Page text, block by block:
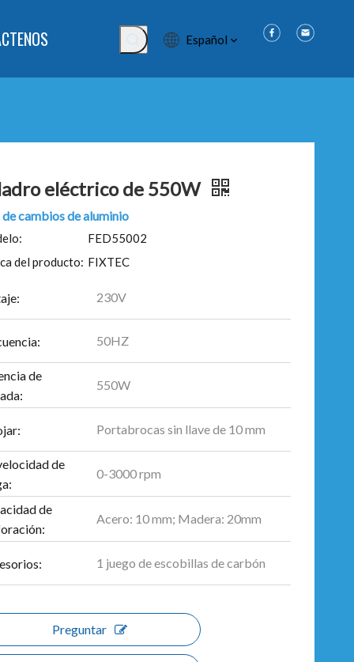
Español
eléctrico de 550W
de cambios de aluminio
FED55002
del producto: FIXTEC
230V
50HZ
de
550W
Portabrocas sin llave de 10 mm
de
0-3000 rpm
de
Acero: 10 mm; Madera: 20mm
1 juego de escobillas de carbón
Preguntar